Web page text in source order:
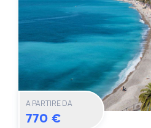
A PARTIRE DA
770 €